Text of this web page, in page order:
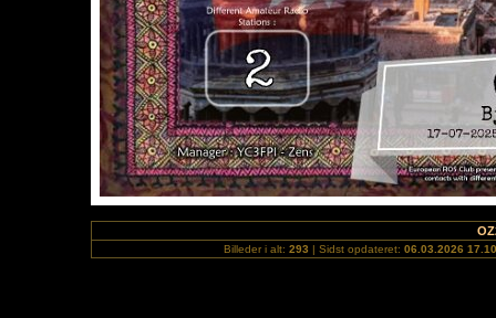
Billeder i alt: 293 | Sidst opdateret: 06.03.2026 17.10